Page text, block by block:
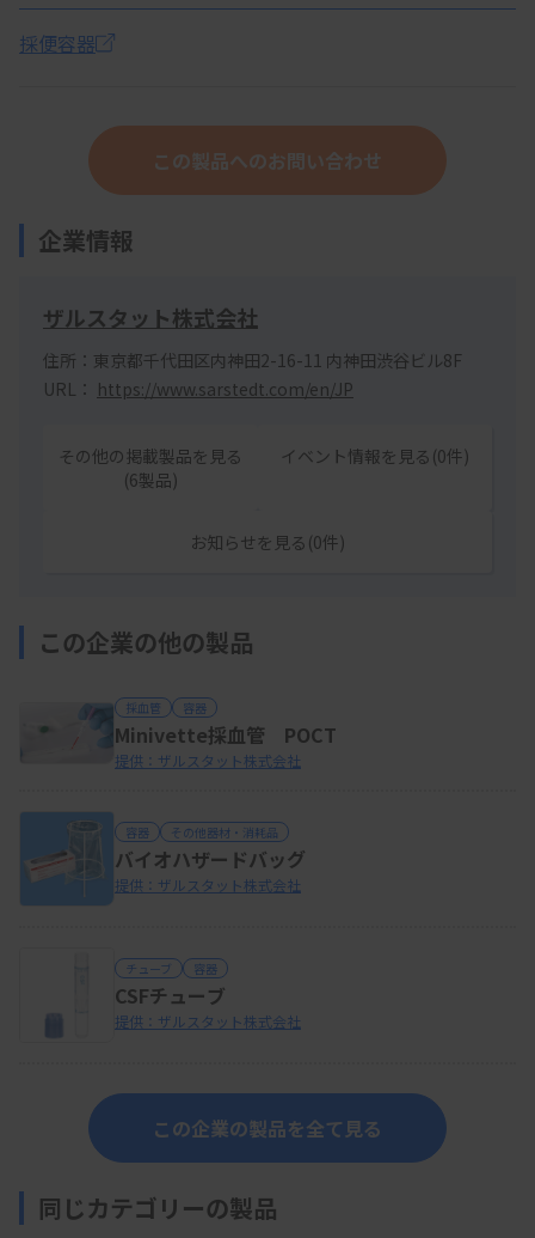
採便容器
この製品へのお問い合わせ
企業情報
ザルスタット株式会社
住所：東京都千代田区内神田2-16-11 内神田渋谷ビル8F
URL： https://www.sarstedt.com/en/JP
その他の掲載製品を見る
(6製品)
イベント情報を見る(0件)
お知らせを見る(0件)
この企業の他の製品
採血管 容器
Minivette採血管 POCT
提供：ザルスタット株式会社
容器 その他器材・消耗品
バイオハザードバッグ
提供：ザルスタット株式会社
チューブ 容器
CSFチューブ
提供：ザルスタット株式会社
この企業の製品を全て見る
同じカテゴリーの製品